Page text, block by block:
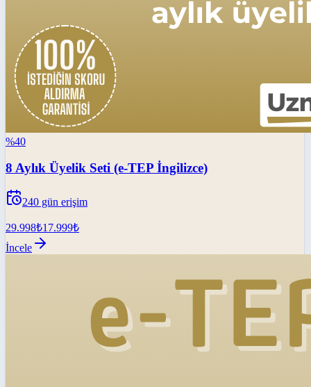
%40
8 Aylık Üyelik Seti (e-TEP İngilizce)
240 gün erişim
29.998₺17.999₺
İncele